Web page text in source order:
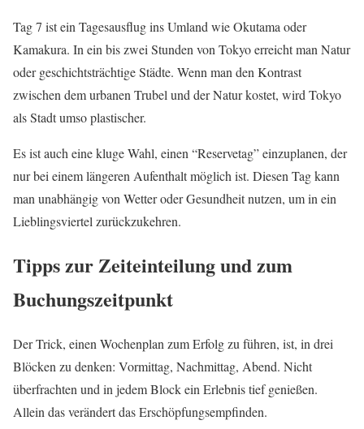
Tag 7 ist ein Tagesausflug ins Umland wie Okutama oder
Kamakura. In ein bis zwei Stunden von Tokyo erreicht man Natur
oder geschichtsträchtige Städte. Wenn man den Kontrast
zwischen dem urbanen Trubel und der Natur kostet, wird Tokyo
als Stadt umso plastischer.
Es ist auch eine kluge Wahl, einen “Reservetag” einzuplanen, der
nur bei einem längeren Aufenthalt möglich ist. Diesen Tag kann
man unabhängig von Wetter oder Gesundheit nutzen, um in ein
Lieblingsviertel zurückzukehren.
Tipps zur Zeiteinteilung und zum
Buchungszeitpunkt
Der Trick, einen Wochenplan zum Erfolg zu führen, ist, in drei
Blöcken zu denken: Vormittag, Nachmittag, Abend. Nicht
überfrachten und in jedem Block ein Erlebnis tief genießen.
Allein das verändert das Erschöpfungsempfinden.